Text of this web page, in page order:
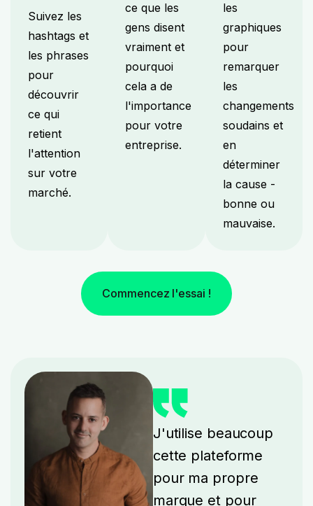
Suivez les
hashtags et
les phrases
pour
découvrir
ce qui
retient
l'attention
sur votre
marché.
ce que les
gens disent
vraiment et
pourquoi
cela a de
l'importance
pour votre
entreprise.
les
graphiques
pour
remarquer
les
changements
soudains et
en
déterminer
la cause -
bonne ou
mauvaise.
Commencez l'essai !
J'utilise beaucoup
cette plateforme
pour ma propre
marque et pour